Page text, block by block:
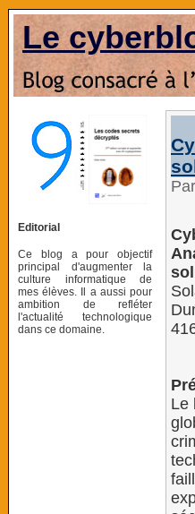
Le
Editorial
Ce blog a pour objectif
principal d'augmenter la
culture informatique de
mes élèves. Il a aussi pour
ambition de refléter
l'actualité technologique
dans ce domaine.
Le